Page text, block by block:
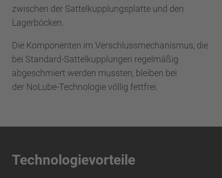
zwischen der Sattelkupplungsplatte und den
Lagerböcken.
Die Komponenten im Verschlussmechanismus, die
bei Standard-Sattelkupplungen regelmäßig
abgeschmiert werden mussten, bleiben bei
der NoLube-Technologie völlig fettfrei.
Technologievorteile